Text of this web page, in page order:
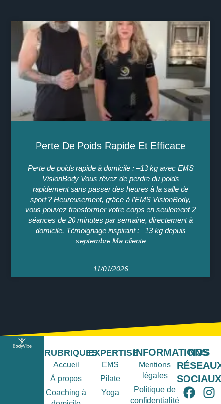
Perte De Poids Rapide Et Efficace
Perte de poids rapide à domicile : –13 kg avec EMS
VisionBody Vous rêvez de perdre du poids
rapidement sans passer des heures à la salle de
sport ? Heureusement, grâce à l’EMS VisionBody,
vous pouvez transformer votre corps en seulement 2
séances de 20 minutes par semaine, directement à
domicile. Témoignage inspirant : –13 kg depuis
septembre Ma cliente
11/01/2026
RUBRIQUES
Accueil
À propos
Coaching à
EXPERTISE
EMS
Pilate
Yoga
INFORMATIONS
Mentions
légales
Politique de
confidentialité
NOS
SOCIAUX